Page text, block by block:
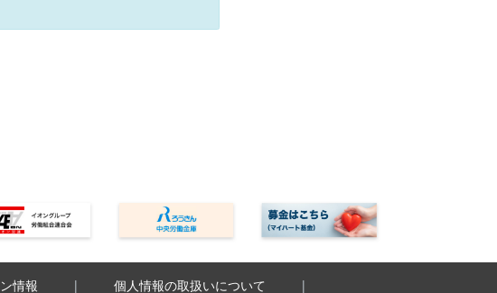
情報 個人情報の取扱いについて